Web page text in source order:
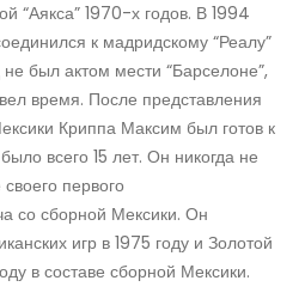
“Аякса” 1970-х годов. В 1994
к мадридскому “Реалу”
был актом мести “Барселоне”,
время. После представления
Криппа Максим был готов к
всего 15 лет. Он никогда не
первого
со сборной Мексики. Он
игр в 1975 году и Золотой
в составе сборной Мексики.